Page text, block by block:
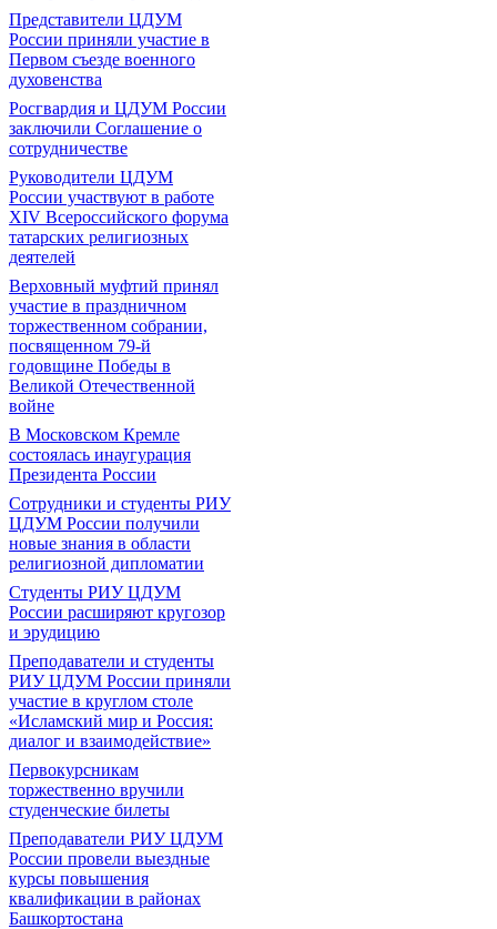
Представители ЦДУМ
России приняли участие в
Первом съезде военного
духовенства
Росгвардия и ЦДУМ России
заключили Соглашение о
сотрудничестве
Руководители ЦДУМ
России участвуют в работе
XIV Всероссийского форума
татарских религиозных
деятелей
Верховный муфтий принял
участие в праздничном
торжественном собрании,
посвященном 79-й
годовщине Победы в
Великой Отечественной
войне
В Московском Кремле
состоялась инаугурация
Президента России
Сотрудники и студенты РИУ
ЦДУМ России получили
новые знания в области
религиозной дипломатии
Студенты РИУ ЦДУМ
России расширяют кругозор
и эрудицию
Преподаватели и студенты
РИУ ЦДУМ России приняли
участие в круглом столе
«Исламский мир и Россия:
диалог и взаимодействие»
Первокурсникам
торжественно вручили
студенческие билеты
Преподаватели РИУ ЦДУМ
России провели выездные
курсы повышения
квалификации в районах
Башкортостана